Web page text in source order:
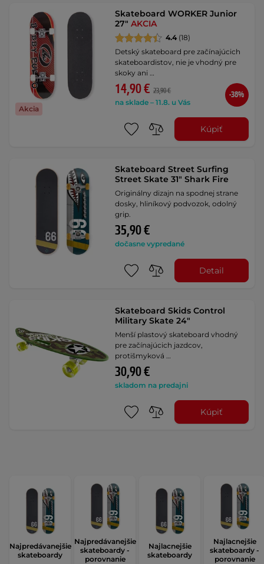
Akcia
Skateboard WORKER Junior
27"AKCIA
4.4 (18)
Detský skateboard pre začínajúcich
skateboardistov, nie je vhodný pre
skoky ani …
14,90 € 23,90 €
na sklade – 11.8. u Vás
-38%
Kúpiť
Skateboard Street Surfing
Street Skate 31" Shark Fire
Originálny dizajn na spodnej strane
dosky, hliníkový podvozok, odolný
grip.
35,90 €
dočasne vypredané
Detail
Skateboard Skids Control
Military Skate 24"
Menší plastový skateboard vhodný
pre začínajúcich jazdcov,
protišmyková …
30,90 €
skladom na predajni
Kúpiť
Najpredávanejšie
skateboardy
Najpredávanejšie
skateboardy -
porovnanie
Najlacnejšie
skateboardy
Najlacnejšie
skateboardy -
porovnanie